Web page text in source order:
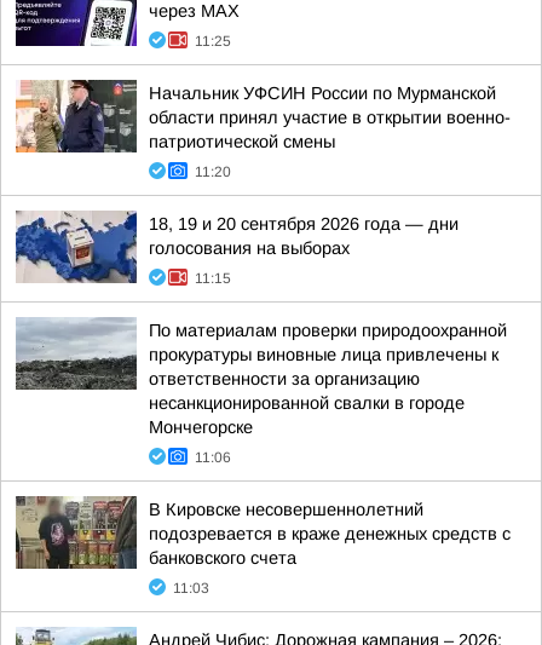
через MAX
11:25
Начальник УФСИН России по Мурманской
области принял участие в открытии военно-
патриотической смены
11:20
18, 19 и 20 сентября 2026 года — дни
голосования на выборах
11:15
По материалам проверки природоохранной
прокуратуры виновные лица привлечены к
ответственности за организацию
несанкционированной свалки в городе
Мончегорске
11:06
В Кировске несовершеннолетний
подозревается в краже денежных средств с
банковского счета
11:03
Андрей Чибис: Дорожная кампания – 2026: